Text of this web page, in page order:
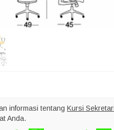
informasi tentang Kursi
Anda.